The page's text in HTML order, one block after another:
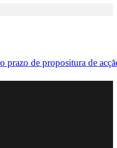
de propositura de